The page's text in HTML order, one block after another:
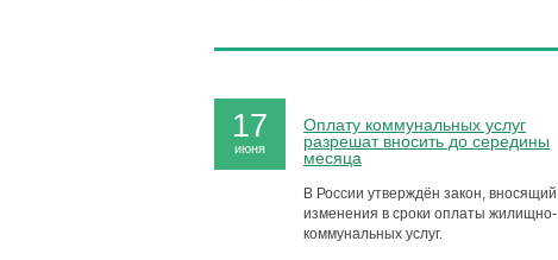
17
июня
Оплату коммунальных услуг
разрешат вносить до середины
месяца
В России утверждён закон, вносящий
изменения в сроки оплаты жилищно-
коммунальных услуг.